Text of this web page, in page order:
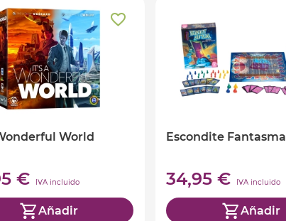
World
€ IVA incluido
Añadir
Escondite Fantasma
34,95 € IVA incluido
Añadir